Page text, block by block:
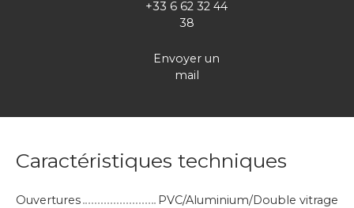
+33 6 62 32 44
38
Envoyer un
mail
Caractéristiques techniques
Ouvertures
PVC/Aluminium/Double vitrage